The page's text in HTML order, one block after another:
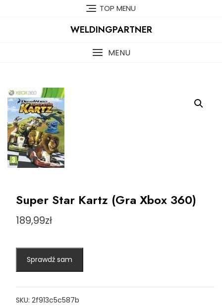
TOP MENU
WELDINGPARTNER
MENU
Super Star Kartz (Gra Xbox 360)
189,99zł
Sprawdź sam
SKU: 2f913c5c587b